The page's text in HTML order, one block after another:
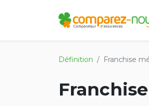
Définition Franchise